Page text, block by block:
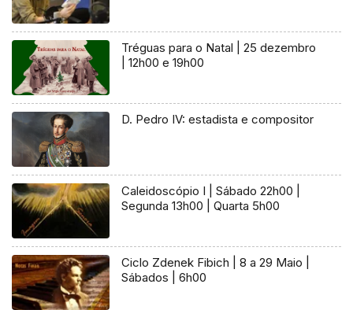
Tréguas para o Natal | 25 dezembro
| 12h00 e 19h00
D. Pedro IV: estadista e compositor
Caleidoscópio I | Sábado 22h00 |
Segunda 13h00 | Quarta 5h00
Ciclo Zdenek Fibich | 8 a 29 Maio |
Sábados | 6h00